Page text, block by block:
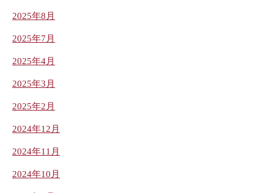
2025年8月
2025年7月
2025年4月
2025年3月
2025年2月
2024年12月
2024年11月
2024年10月